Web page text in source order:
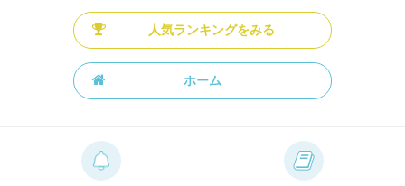
人気ランキングをみる
ホーム